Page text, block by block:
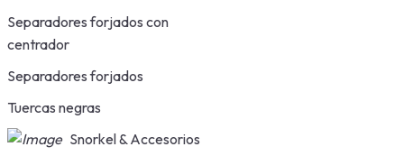
Separadores forjados con
centrador
Separadores forjados
Tuercas negras
Snorkel & Accesorios